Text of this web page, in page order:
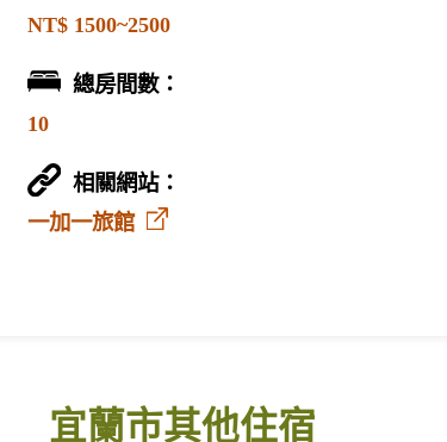
NT$ 1500~2500
總房間數：
10
相關網站：
一加一旅館
宜蘭市其他住宿